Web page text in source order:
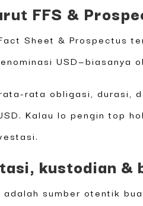
FFS &
Sheet & Prospectus
USD—biasanya
rata obligasi,
Kalau lo pengin top
kustodian &
adalah sumber otentik